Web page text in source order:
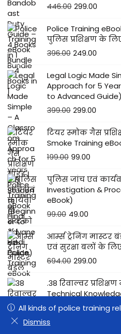
All kinds of police training
Dismiss
रू
री
गा
इ
ड
446.00 299.00
Police Training
पुलिस प्रशिक्षण के
396.00 249.00
Legal Logic Made
Approach for 5
to Advanced Guide)
399.00 299.00
टियर स्मोक गैस
Smoke Training
199.00 99.00
पुलिस जांच एवं
Investigation &
eBook)
99.00 49.00
आर्म्स ट्रेनिंग
एवं सुरक्षा बलों के
694.00 299.00
.38 रिवाल्वर
Technical
199.00 99.00
Shop
0
All kinds of police training
Dismiss